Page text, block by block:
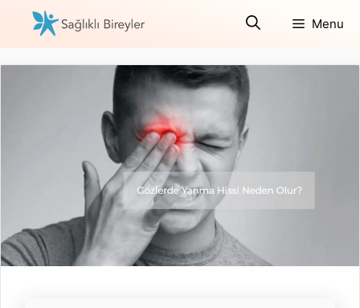
İçeriğe
Menu